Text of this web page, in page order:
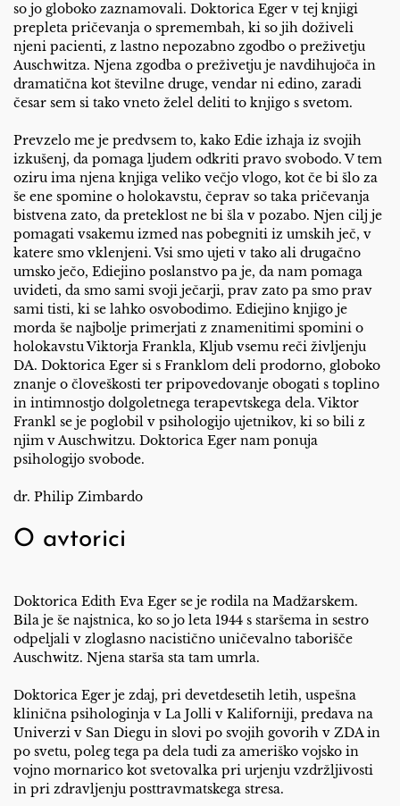
so jo globoko zaznamovali. Doktorica Eger v tej knjigi
prepleta pričevanja o spremembah, ki so jih doživeli
njeni pacienti, z lastno nepozabno zgodbo o preživetju
Auschwitza. Njena zgodba o preživetju je navdihujoča in
dramatična kot številne druge, vendar ni edino, zaradi
česar sem si tako vneto želel deliti to knjigo s svetom.
Prevzelo me je predvsem to, kako Edie izhaja iz svojih
izkušenj, da pomaga ljudem odkriti pravo svobodo. V tem
oziru ima njena knjiga veliko večjo vlogo, kot če bi šlo za
še ene spomine o holokavstu, čeprav so taka pričevanja
bistvena zato, da preteklost ne bi šla v pozabo. Njen cilj je
pomagati vsakemu izmed nas pobegniti iz umskih ječ, v
katere smo vklenjeni. Vsi smo ujeti v tako ali drugačno
umsko ječo, Ediejino poslanstvo pa je, da nam pomaga
uvideti, da smo sami svoji ječarji, prav zato pa smo prav
sami tisti, ki se lahko osvobodimo. Ediejino knjigo je
morda še najbolje primerjati z znamenitimi spomini o
holokavstu Viktorja Frankla, Kljub vsemu reči življenju
DA. Doktorica Eger si s Franklom deli prodorno, globoko
znanje o človeškosti ter pripovedovanje obogati s toplino
in intimnostjo dolgoletnega terapevtskega dela. Viktor
Frankl se je poglobil v psihologijo ujetnikov, ki so bili z
njim v Auschwitzu. Doktorica Eger nam ponuja
psihologijo svobode.
dr. Philip Zimbardo
O avtorici
Doktorica Edith Eva Eger se je rodila na Madžarskem.
Bila je še najstnica, ko so jo leta 1944 s staršema in sestro
odpeljali v zloglasno nacistično uničevalno taborišče
Auschwitz. Njena starša sta tam umrla.
Doktorica Eger je zdaj, pri devetdesetih letih, uspešna
klinična psihologinja v La Jolli v Kaliforniji, predava na
Univerzi v San Diegu in slovi po svojih govorih v ZDA in
po svetu, poleg tega pa dela tudi za ameriško vojsko in
vojno mornarico kot svetovalka pri urjenju vzdržljivosti
in pri zdravljenju posttravmatskega stresa.